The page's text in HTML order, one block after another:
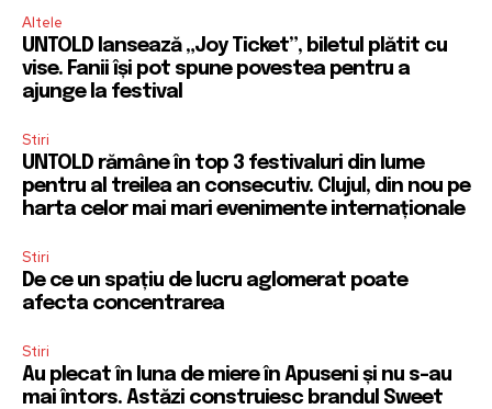
Altele
UNTOLD lansează „Joy Ticket”, biletul plătit cu
vise. Fanii își pot spune povestea pentru a
ajunge la festival
Stiri
UNTOLD rămâne în top 3 festivaluri din lume
pentru al treilea an consecutiv. Clujul, din nou pe
harta celor mai mari evenimente internaționale
Stiri
De ce un spațiu de lucru aglomerat poate
afecta concentrarea
Stiri
Au plecat în luna de miere în Apuseni și nu s-au
mai întors. Astăzi construiesc brandul Sweet